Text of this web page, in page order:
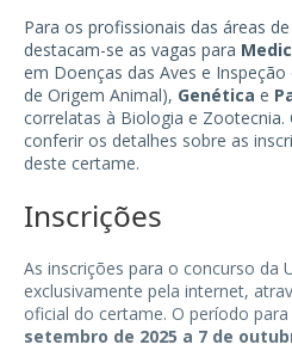
Para os profissionais das áreas
destacam-se as vagas para
em Doenças das Aves e
de Origem Animal), Genética e
correlatas à Biologia e Zootecnia.
conferir os detalhes sobre as
deste certame.
Inscrições
As inscrições para o concurso da
exclusivamente pela internet,
oficial do certame. O período
setembro de 2025 a 7 de